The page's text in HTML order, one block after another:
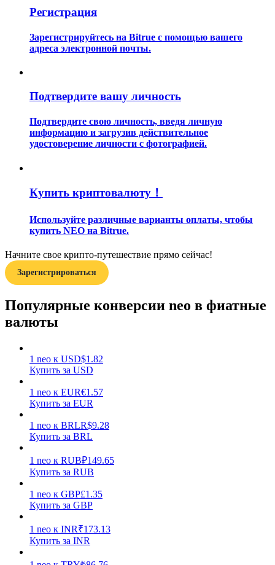
Руководство для начинающих по фьючерсам
Торговые стратегии
Узнайте, как оставаться прибыльным
Заработок
Силовая свинья
Получайте конкурентные награды ежедневно
Регистрация
Зарегистрируйтесь на Bitrue с помощью вашего
адреса электронной почты.
Подтвердите вашу личность
Подтвердите свою личность, введя личную
информацию и загрузив действительное
удостоверение личности с фотографией.
Купить криптовалюту！
Используйте различные варианты оплаты, чтобы
купить NEO на Bitrue.
Начните свое крипто-путешествие прямо сейчас!
Зарегистрироваться
Популярные конверсии neo в фиатные
валюты
1 neo к USD$1.82
Купить за USD
1 neo к EUR€1.57
Купить за EUR
1 neo к BRLR$9.28
Купить за BRL
1 neo к RUB₽149.65
Купить за RUB
1 neo к GBP£1.35
Купить за GBP
1 neo к INR₹173.13
Купить за INR